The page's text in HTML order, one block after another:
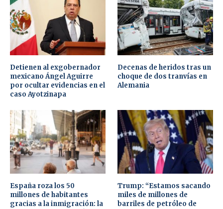
Detienen al exgobernador
mexicano Ángel Aguirre
por ocultar evidencias en el
caso Ayotzinapa
Decenas de heridos tras un
choque de dos tranvías en
Alemania
España roza los 50
millones de habitantes
gracias a la inmigración: la
Trump: “Estamos sacando
miles de millones de
barriles de petróleo de